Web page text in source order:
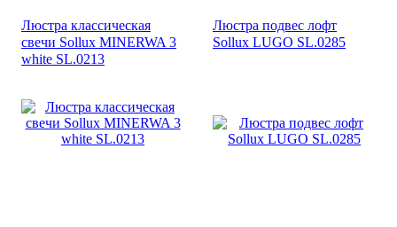
Люстра классическая
свечи Sollux MINERWA 3
white SL.0213
Люстра подвес лофт
Sollux LUGO SL.0285